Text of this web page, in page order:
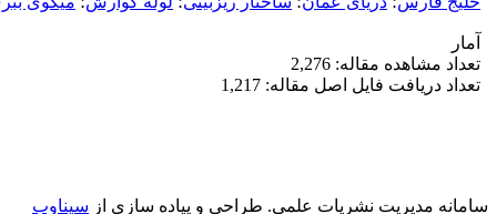
آمار
تعداد مشاهده مقاله: 2,276
تعداد دریافت فایل اصل مقاله: 1,217
سامانه مدیریت نشریات علمی. طراحی و پیاده سازی از سیناوب